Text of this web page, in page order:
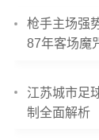
枪手主场强
87年客场魔
江苏城市足
制全面解析